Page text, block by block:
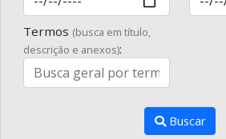
Termos (busca em título,
descrição e anexos):
Buscar